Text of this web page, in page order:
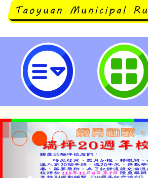
臺北大學辦理「第二
班」課程-桃園市立瑞